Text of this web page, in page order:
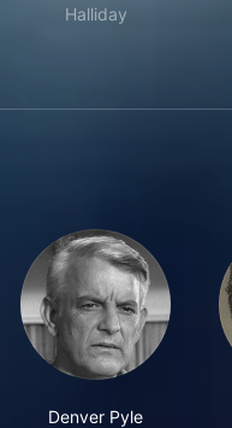
Halliday
Denver Pyle